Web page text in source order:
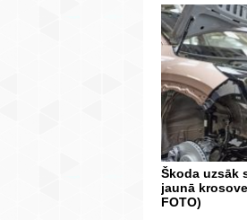
Škoda uzsāk
jaunā
FOTO)